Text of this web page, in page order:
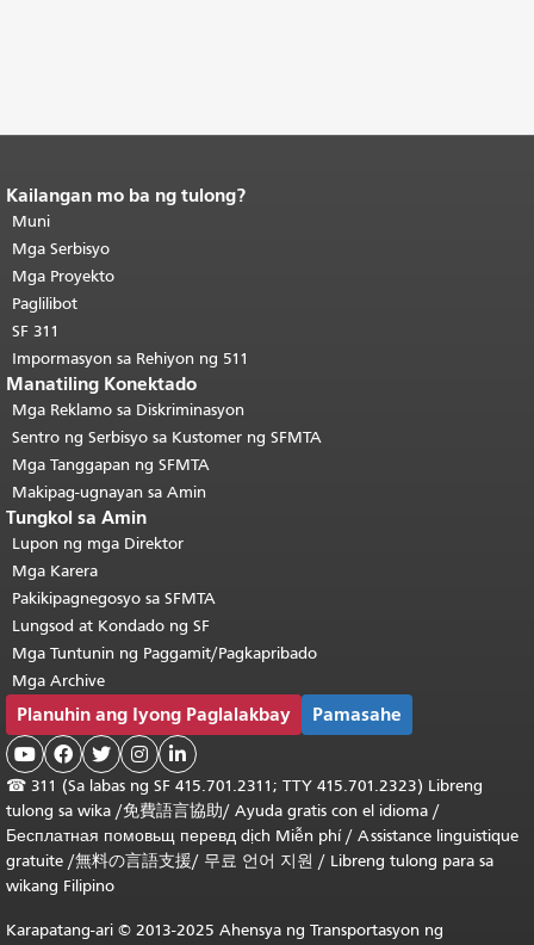
Katapusan ng nilalaman ng
pahina.
pahinang ito ay nauulit sa bawat
pahina.Bumalik sa itaas ng
pangunahing nilalaman
Kailangan mo ba ng tulong?
Muni
Mga Serbisyo
Mga Proyekto
Paglilibot
SF 311
Impormasyon sa Rehiyon ng 511
Manatiling Konektado
Mga Reklamo sa Diskriminasyon
Sentro ng Serbisyo sa Kustomer ng SFMTA
Mga Tanggapan ng SFMTA
Makipag-ugnayan sa Amin
Tungkol sa Amin
Lupon ng mga Direktor
Mga Karera
Pakikipagnegosyo sa SFMTA
Lungsod at Kondado ng SF
Mga Tuntunin ng Paggamit/Pagkapribado
Mga Archive
Planuhin ang Iyong Paglalakbay Pamasahe
    
☎ 311 (Sa labas ng SF 415.701.2311; TTY 415.701.2323) Libreng
tulong sa wika /免費語言協助/ Ayuda gratis con el idioma /
Бесплатная помовьщ перевд dịch Miễn phí/ Assistance linguistique
gratuite /無料の言語支援/ 무료 언어 지원 / Libreng tulong para sa
wikang Filipino
Karapatang-ari © 2013-2025 Ahensya ng Transportasyon ng